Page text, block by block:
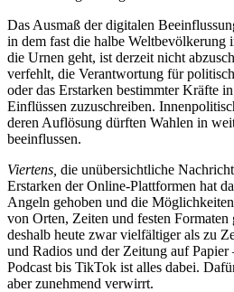
Das Ausmaß der digitalen
in dem fast die halbe Weltbevölkerung
die Urnen geht, ist derzeit nicht
verfehlt, die Verantwortung für
oder das Erstarken bestimmter Kräfte
Einflüssen zuzuschreiben.
deren Auflösung dürften Wahlen in
beeinflussen.
Viertens, die unübersichtliche
Erstarken der Online-Plattformen hat
Angeln gehoben und die
von Orten, Zeiten und festen
deshalb heute zwar vielfältiger als zu
und Radios und der Zeitung auf Papier
Podcast bis TikTok ist alles dabei.
aber zunehmend ­verwirrt.